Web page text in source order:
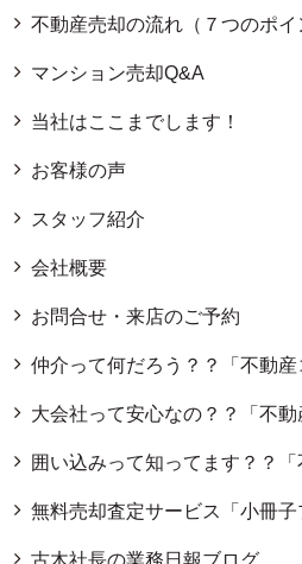
不動産売却の流れ（７つのポイ
マンション売却Q&A
当社はここまでします！
お客様の声
スタッフ紹介
会社概要
お問合せ・来店のご予約
仲介って何だろう？？「不動産
大会社って安心なの？？「不動
囲い込みって知ってます？？「
無料売却査定サービス「小冊子
古木社長の業務日報ブログ